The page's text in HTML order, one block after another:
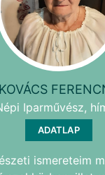
KOVÁCS
Iparművész,
ADATLAP
ismereteim